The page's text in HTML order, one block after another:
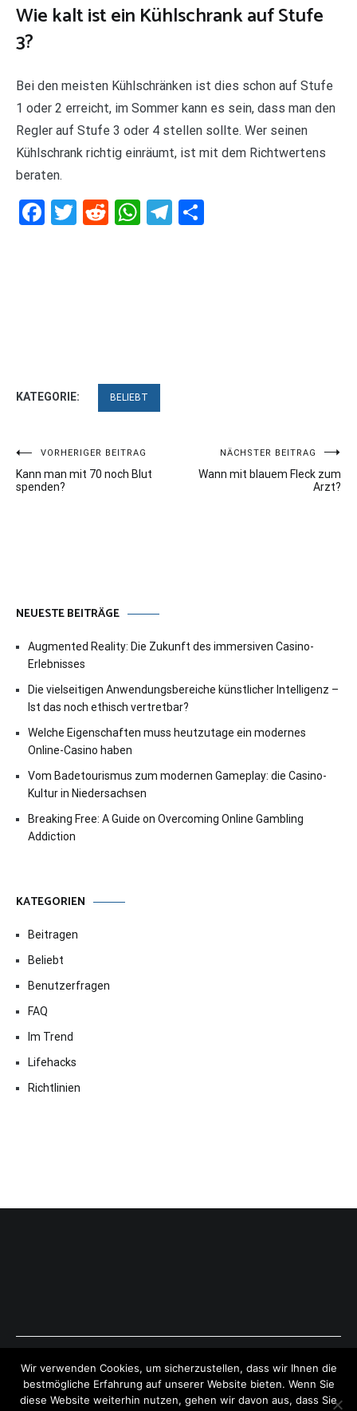
Wie kalt ist ein Kühlschrank auf Stufe
3?
Bei den meisten Kühlschränken ist dies schon auf Stufe
1 oder 2 erreicht, im Sommer kann es sein, dass man den
Regler auf Stufe 3 oder 4 stellen sollte. Wer seinen
Kühlschrank richtig einräumt, ist mit dem Richtwertens
beraten.
Facebook
Twitter
RedditWhatsApp
Telegram
KATEGORIE: BELIEBT
Beitragsnavigation
VORHERIGER BEITRAG
Kann man mit 70 noch Blut
spenden?
NÄCHSTER BEITRAG
Wann mit blauem Fleck zum
Arzt?
NEUESTE BEITRÄGE
Augmented Reality: Die Zukunft des immersiven Casino-
Erlebnisses
Die vielseitigen Anwendungsbereiche künstlicher Intelligenz –
Ist das noch ethisch vertretbar?
Welche Eigenschaften muss heutzutage ein modernes
Online-Casino haben
Vom Badetourismus zum modernen Gameplay: die Casino-
Kultur in Niedersachsen
Breaking Free: A Guide on Overcoming Online Gambling
Addiction
KATEGORIEN
Beitragen
Beliebt
Benutzerfragen
FAQ
Im Trend
Lifehacks
Richtlinien
Copyright © 2026ExpressAntworten.com . All rights reserved.
Theme:Cenote by ThemeGrill. Powered byWordPress .
Wir verwenden Cookies, um sicherzustellen, dass wir Ihnen die
bestmögliche Erfahrung auf unserer Website bieten. Wenn Sie
diese Website weiterhin nutzen, gehen wir davon aus, dass Sie